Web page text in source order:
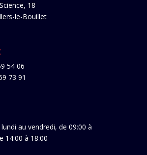
18
le-Bouillet
54 06
73 91
au vendredi, de 09:00 à
14:00 à 18:00